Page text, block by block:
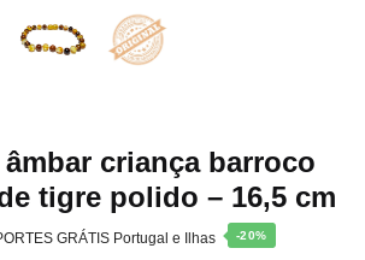
criança barroco
tigre polido – 16,5 cm
GRÁTIS Portugal e Ilhas -20%